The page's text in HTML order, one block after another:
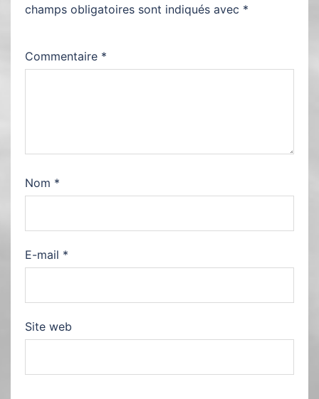
champs obligatoires sont indiqués avec *
Commentaire *
Nom *
E-mail *
Site web